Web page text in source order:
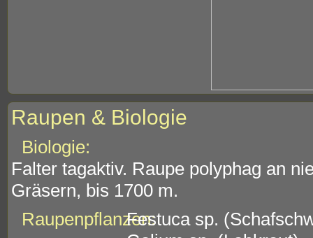
Raupen & Biologie
Biologie:
Falter tagaktiv. Raupe polyphag an
Gräsern, bis 1700 m.
Raupenpflanzen:Festuca sp.